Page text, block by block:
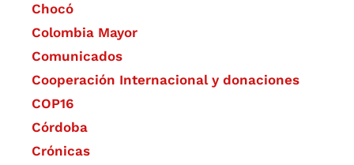
Chocó
Colombia Mayor
Comunicados
Cooperación Internacional y donaciones
COP16
Córdoba
Crónicas